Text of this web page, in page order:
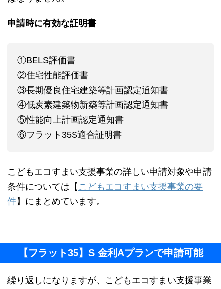
申請時に有効な証明書
①BELS評価書
②住宅性能評価書
③長期優良住宅建築等計画認定通知書
④低炭素建築物新築等計画認定通知書
⑤性能向上計画認定通知書
⑥フラット35S適合証明書
こどもエコすまい支援事業の詳しい申請対象や申請
条件については【 こどもエコすまい支援事業の要
件】にまとめています。
【フラット35】S 金利Aプランで申請可能
繰り返しになりますが、こどもエコすまい支援事業